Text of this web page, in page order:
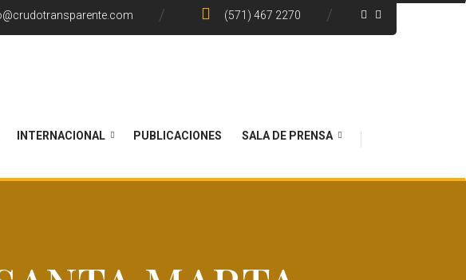
(571) 467 2270
INTERNACIONAL PUBLICACIONES SALA DE PRENSA